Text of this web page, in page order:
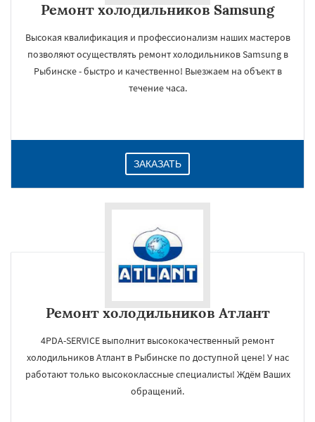
Ремонт холодильников Samsung
Высокая квалификация и профессионализм наших мастеров
позволяют осуществлять ремонт холодильников Samsung в
Рыбинске - быстро и качественно! Выезжаем на объект в
течение часа.
ЗАКАЗАТЬ
Ремонт холодильников Атлант
4PDA-SERVICE выполнит высококачественный ремонт
холодильников Атлант в Рыбинске по доступной цене! У нас
работают только высококлассные специалисты! Ждём Ваших
обращений.